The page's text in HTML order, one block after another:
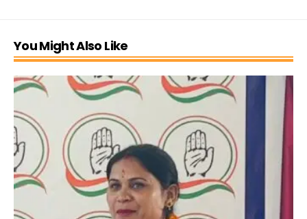
You Might Also Like